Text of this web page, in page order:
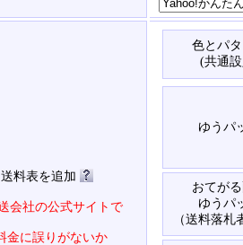
送料表を追加
会社の公式サイトで
金に誤りがないか
色とパ
(共通
ゆうパ
おてが
ゆうパ
（送料落札